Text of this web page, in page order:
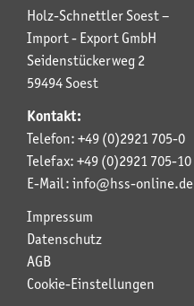
Holz-Schnettler Soest –
Import - Export GmbH
Seidenstückerweg 2
59494 Soest
Kontakt:
Telefon: +49 (0)2921 705-0
Telefax: +49 (0)2921 705-10
E-Mail: info@hss-online.de
Impressum
Datenschutz
AGB
Cookie-Einstellungen